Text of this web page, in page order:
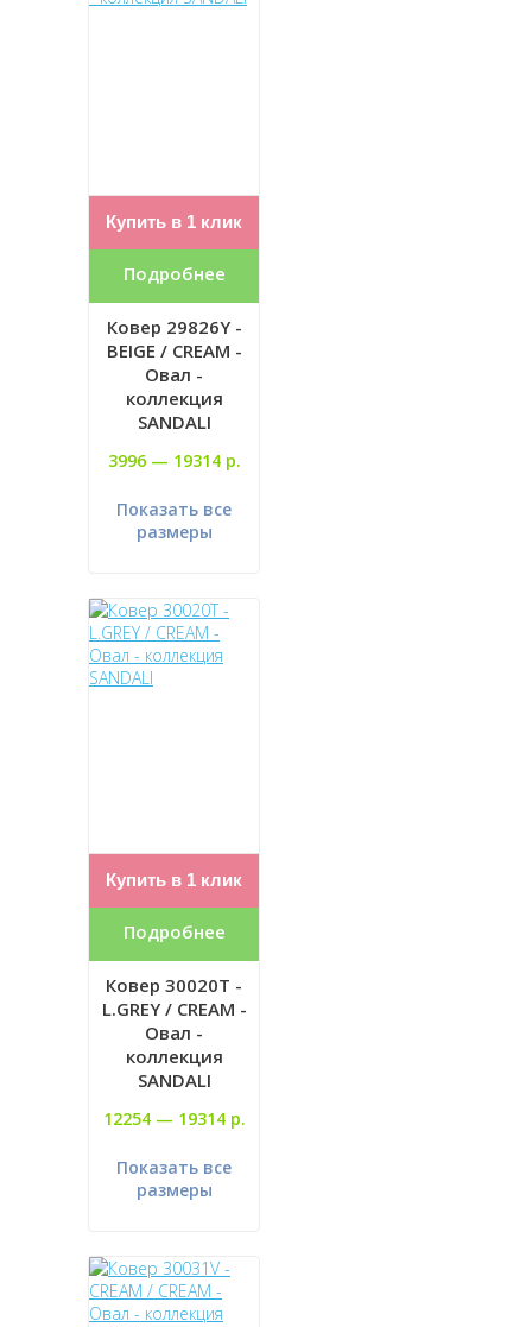
Купить в 1 клик
Подробнее
Ковер 29826Y -
BEIGE / CREAM -
Овал -
коллекция
SANDALI
3996 — 19314 р.
Показать все
размеры
Купить в 1 клик
Подробнее
Ковер 30020T -
L.GREY / CREAM -
Овал -
коллекция
SANDALI
12254 — 19314 р.
Показать все
размеры